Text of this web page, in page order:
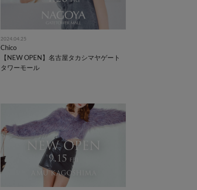
2024.04.25
Chico
【NEW OPEN】名古屋タカシマヤゲート
タワーモール